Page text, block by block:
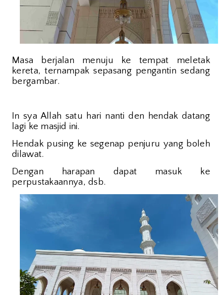
Masa berjalan menuju ke tempat meletak
kereta, ternampak sepasang pengantin sedang
bergambar.
In sya Allah satu hari nanti den hendak datang
lagi ke masjid ini.
Hendak pusing ke segenap penjuru yang boleh
dilawat.
Dengan harapan dapat masuk ke
perpustakaannya, dsb.